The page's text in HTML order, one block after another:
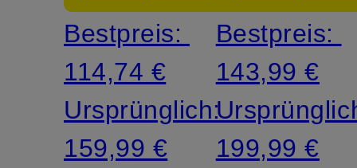
Bestpreis:
114,74 €
Ursprünglich:
159,99 €
Bestpreis:
143,99 €
199,99 €